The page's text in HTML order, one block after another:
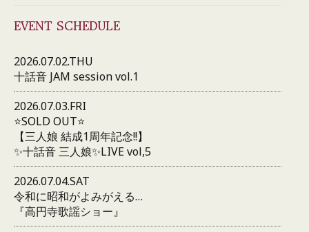
EVENT SCHEDULE
2026.07.02.THU
十話音 JAM session vol.1
2026.07.03.FRI
⭐️SOLD OUT⭐️
【三人娘 結成1周年記念!!】
✨十話音 三人娘✨LIVE vol,5
2026.07.04.SAT
令和に昭和がよみがえる…
『高円寺歌謡ショー』